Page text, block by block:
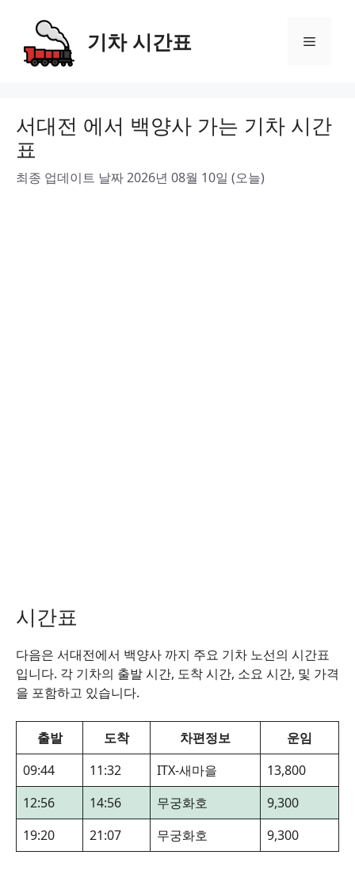
content
기차 시간표 Menu
서대전 에서 백양사 가는 기차 시간
표
최종 업데이트 날짜 2026년 08월 10일 (오늘)
시간표
다음은 서대전에서 백양사 까지 주요 기차 노선의 시간표
입니다. 각 기차의 출발 시간, 도착 시간, 소요 시간, 및 가격
을 포함하고 있습니다.
출발 도착 차편정보
운임
09:44
11:32 ITX-새마을
13,800
12:56
14:56 무궁화호
9,300
19:20
21:07 무궁화호 9,300